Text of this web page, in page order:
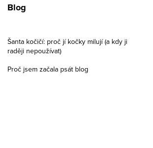
Blog
Šanta kočičí: proč jí kočky milují (a kdy ji
raději nepoužívat)
Proč jsem začala psát blog